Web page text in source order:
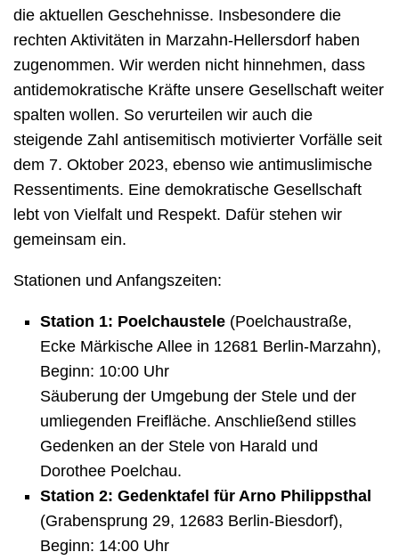
die aktuellen Geschehnisse. Insbesondere die
rechten Aktivitäten in Marzahn-Hellersdorf haben
zugenommen. Wir werden nicht hinnehmen, dass
antidemokratische Kräfte unsere Gesellschaft weiter
spalten wollen. So verurteilen wir auch die
steigende Zahl antisemitisch motivierter Vorfälle seit
dem 7. Oktober 2023, ebenso wie antimuslimische
Ressentiments. Eine demokratische Gesellschaft
lebt von Vielfalt und Respekt. Dafür stehen wir
gemeinsam ein.
Stationen und Anfangszeiten:
Station 1: Poelchaustele (Poelchaustraße,
Ecke Märkische Allee in 12681 Berlin-Marzahn),
Beginn: 10:00 Uhr
Säuberung der Umgebung der Stele und der
umliegenden Freifläche. Anschließend stilles
Gedenken an der Stele von Harald und
Dorothee Poelchau.
Station 2: Gedenktafel für Arno Philippsthal
(Grabensprung 29, 12683 Berlin-Biesdorf),
Beginn: 14:00 Uhr